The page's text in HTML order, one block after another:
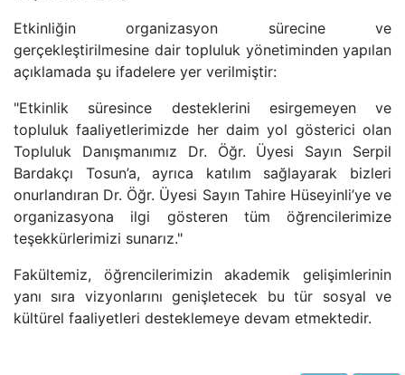
Etkinliğin organizasyon sürecine ve
gerçekleştirilmesine dair topluluk yönetiminden yapılan
açıklamada şu ifadelere yer verilmiştir:
"Etkinlik süresince desteklerini esirgemeyen ve
topluluk faaliyetlerimizde her daim yol gösterici olan
Topluluk Danışmanımız Dr. Öğr. Üyesi Sayın Serpil
Bardakçı Tosun’a, ayrıca katılım sağlayarak bizleri
onurlandıran Dr. Öğr. Üyesi Sayın Tahire Hüseyinli’ye ve
organizasyona ilgi gösteren tüm öğrencilerimize
teşekkürlerimizi sunarız."
Fakültemiz, öğrencilerimizin akademik gelişimlerinin
yanı sıra vizyonlarını genişletecek bu tür sosyal ve
kültürel faaliyetleri desteklemeye devam etmektedir.